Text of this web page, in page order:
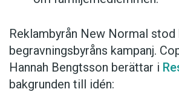
Reklambyrån New Normal stod
begravningsbyråns kampanj.
Hannah Bengtsson berättar i
bakgrunden till idén: